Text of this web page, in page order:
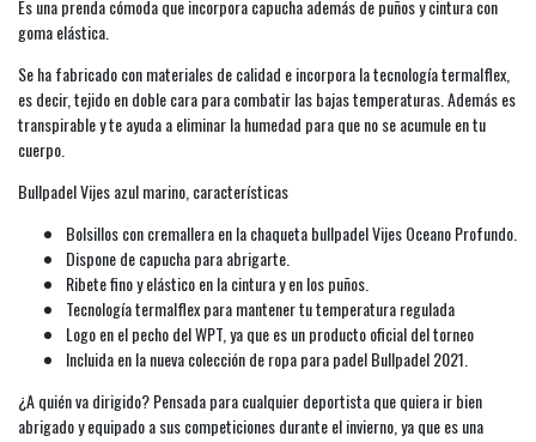
Es una prenda cómoda que incorpora capucha además de puños y cintura con
goma elástica.
Se ha fabricado con materiales de calidad e incorpora la tecnología termalflex,
es decir, tejido en doble cara para combatir las bajas temperaturas. Además es
transpirable y te ayuda a eliminar la humedad para que no se acumule en tu
cuerpo.
Bullpadel Vijes azul marino, características
Bolsillos con cremallera en la chaqueta bullpadel Vijes Oceano Profundo.
Dispone de capucha para abrigarte.
Ribete fino y elástico en la cintura y en los puños.
Tecnología termalflex para mantener tu temperatura regulada
Logo en el pecho del WPT, ya que es un producto oficial del torneo
Incluida en la nueva colección de ropa para padel Bullpadel 2021.
¿A quién va dirigido? Pensada para cualquier deportista que quiera ir bien
abrigado y equipado a sus competiciones durante el invierno, ya que es una